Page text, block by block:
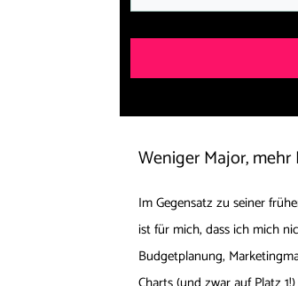
Weniger Major, mehr
Im Gegensatz zu seiner
ist für mich, dass ich mich
Budgetplanung,